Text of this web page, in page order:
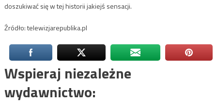
doszukiwać się w tej historii jakiejś sensacji.
Źródło: telewizjarepublika.pl
Wspieraj niezależne
wydawnictwo: